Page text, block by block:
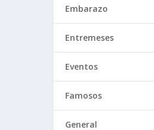
Embarazo
Entremeses
Eventos
Famosos
General